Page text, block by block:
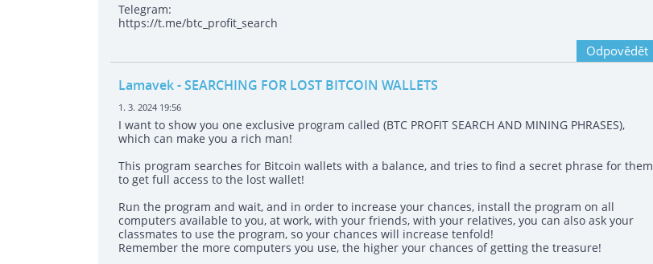
Telegram:
https://t.me/btc_profit_search
Odpovědět
Lamavek- SEARCHING FOR LOST BITCOIN WALLETS
1. 3. 2024 19:56
I want to show you one exclusive program called (BTC PROFIT SEARCH AND MINING PHRASES),
which can make you a rich man!
This program searches for Bitcoin wallets with a balance, and tries to find a secret phrase for them
to get full access to the lost wallet!
Run the program and wait, and in order to increase your chances, install the program on all
computers available to you, at work, with your friends, with your relatives, you can also ask your
classmates to use the program, so your chances will increase tenfold!
Remember the more computers you use, the higher your chances of getting the treasure!